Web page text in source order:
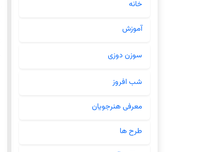
خانه
آموزش
سوزن دوزی
شب افروز
معرفی هنرجویان
طرح ها